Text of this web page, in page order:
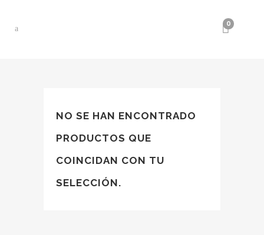
0
NO SE HAN ENCONTRADO
PRODUCTOS QUE
COINCIDAN CON TU
SELECCIÓN.